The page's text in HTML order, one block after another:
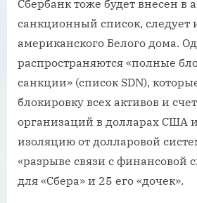
Сбербанк тоже будет внесен в
санкционный список, следует
американского Белого дома.
распространяются «полные
санкции» (список SDN),
блокировку всех активов и
организаций в долларах США
изоляцию от долларовой
«разрыве связи с финансовой
для «Сбера» и 25 его «дочек».